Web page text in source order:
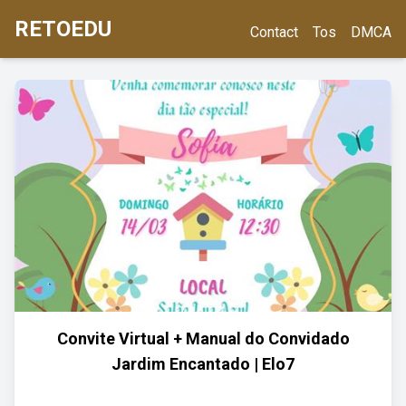
RETOEDU Contact Tos DMCA
Convite Virtual + Manual do Convidado
Jardim Encantado | Elo7